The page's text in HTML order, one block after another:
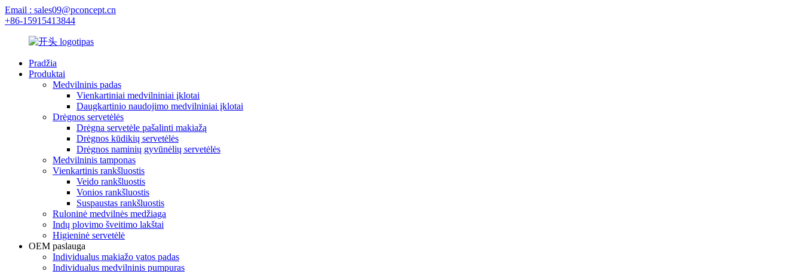
Email : sales09@pconcept.cn
+86-15915413844
Pradžia
Produktai
Medvilninis padas
Vienkartiniai medvilniniai įklotai
Daugkartinio naudojimo medvilniniai įklotai
Drėgnos servetėlės
Drėgna servetėle pašalinti makiažą
Drėgnos kūdikių servetėlės
Drėgnos naminių gyvūnėlių servetėlės
Medvilninis tamponas
Vienkartinis rankšluostis
Veido rankšluostis
Vonios rankšluostis
Suspaustas rankšluostis
Ruloninė medvilnės medžiaga
Indų plovimo šveitimo lakštai
Higieninė servetėlė
OEM paslauga
Individualus makiažo vatos padas
Individualus medvilninis pumpuras